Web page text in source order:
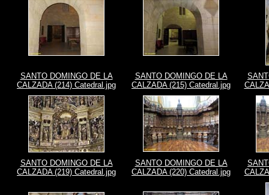
SANTO DOMINGO DE LA
CALZADA (214) Catedral.jpg
SANTO DOMINGO DE LA
CALZADA (215) Catedral.jpg
SANTO DOMINGO DE LA
CALZADA (219) Catedral.jpg
SANTO DOMINGO DE LA
CALZADA (220) Catedral.jpg